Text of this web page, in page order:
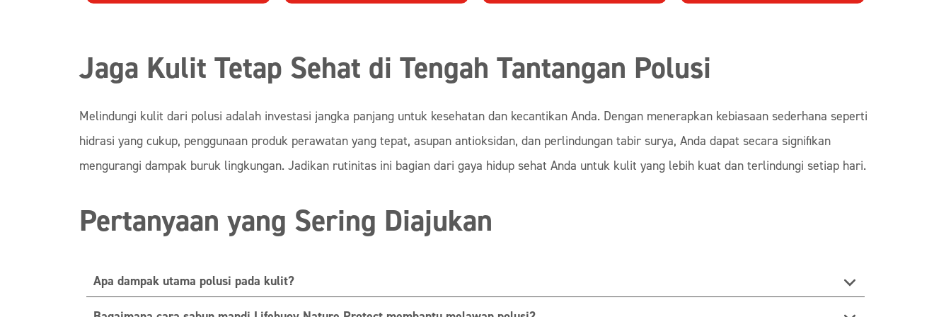
Jaga Kulit Tetap Sehat di Tengah Tantangan Polusi
Melindungi kulit dari polusi adalah investasi jangka panjang untuk kesehatan dan kecantikan Anda. Dengan menerapkan kebiasaan sederhana seperti
hidrasi yang cukup, penggunaan produk perawatan yang tepat, asupan antioksidan, dan perlindungan tabir surya, Anda dapat secara signifikan
mengurangi dampak buruk lingkungan. Jadikan rutinitas ini bagian dari gaya hidup sehat Anda untuk kulit yang lebih kuat dan terlindungi setiap hari.
Pertanyaan yang Sering Diajukan
Apa dampak utama polusi pada kulit?